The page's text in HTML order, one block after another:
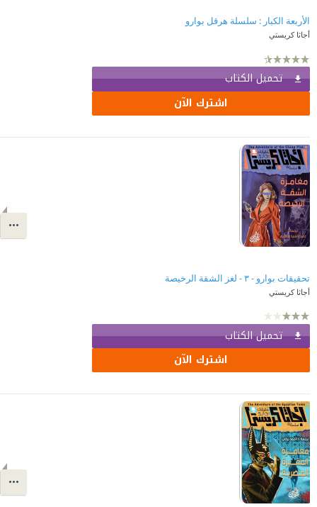
الأربعة الكبار : سلسلة هرقل بوارو
أجاثا كريستي
تحميل الكتاب
اشترك الآن
تحقيقات بوارو - ٣ - لغز الشقة الرخيصة
أجاثا كريستي
تحميل الكتاب
اشترك الآن